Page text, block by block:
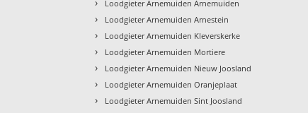
› Loodgieter Arnemuiden Arnemuiden
› Loodgieter Arnemuiden Arnestein
› Loodgieter Arnemuiden Kleverskerke
› Loodgieter Arnemuiden Mortiere
› Loodgieter Arnemuiden Nieuw Joosland
› Loodgieter Arnemuiden Oranjeplaat
› Loodgieter Arnemuiden Sint Joosland